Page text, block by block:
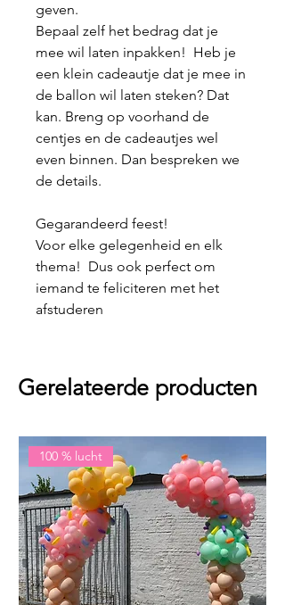
geven.
Bepaal zelf het bedrag dat je
mee wil laten inpakken! Heb je
een klein cadeautje dat je mee in
de ballon wil laten steken? Dat
kan. Breng op voorhand de
centjes en de cadeautjes wel
even binnen. Dan bespreken we
de details.
Gegarandeerd feest!
Voor elke gelegenheid en elk
thema! Dus ook perfect om
iemand te feliciteren met het
afstuderen
Gerelateerde producten
100 % lucht